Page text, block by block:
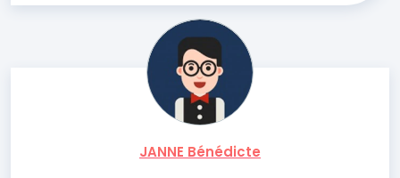
JANNE Bénédicte